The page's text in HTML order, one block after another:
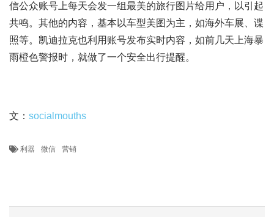
信公众账号上每天会发一组最美的旅行图片给用户，以引起
共鸣。其他的内容，基本以车型美图为主，如海外车展、谍
照等。凯迪拉克也利用账号发布实时内容，如前几天上海暴
雨橙色警报时，就做了一个安全出行提醒。
文： socialmouths
利器 微信 营销